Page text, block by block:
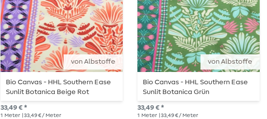
von Albstoffe
Bio Canvas - HHL Southern Ease
Sunlit Botanica Beige Rot
33,49 € *
1 Meter | 33,49 € / Meter
von Albstoffe
Bio Canvas - HHL Southern Ease
Sunlit Botanica Grün
33,49 € *
1 Meter | 33,49 € / Meter